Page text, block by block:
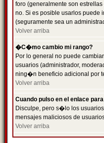
foro (generalmente son
no. Si es posible usarlos puede
(seguramente sea un
Volver arriba
�C�mo cambio mi rango?
Por lo general no puede
usuarios (administrador,
ning�n beneficio adicional por
Volver arriba
Cuando pulso en el enlace
Disculpe, pero s�lo los
mensajes maliciosos de
Volver arriba